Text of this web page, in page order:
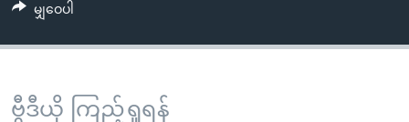
မျှဝေပါ
ဗွီဒီယို ကြည့်ရှုရန်